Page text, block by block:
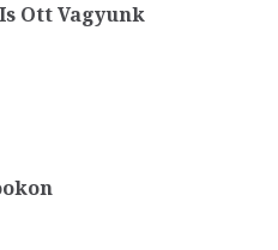
Ott Vagyunk